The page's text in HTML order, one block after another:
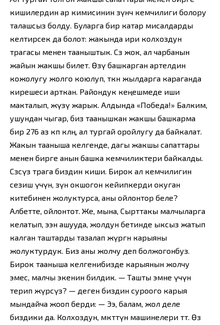
кишилердин ар кимисинин өзүнчө кемчилиги болору
талашсыз болду. Буларга бир катар мисалдарды
келтирсек да болот: жакында ири колхоздун
төрагасы менен тааныштык. Сөз жок, ал чарбанын
жайын жакшы билет. Өзү башкарган артелдин
кожолугу жолго коюлуп, өткөн жылдарга караганда
кирешеси арткан. Райондук кеңешмеде иши
макталып, жүзү жарык. Алдында «Победа!» Балким,
ушундан чыгар, биз таанышкан жакшы башкарма
бир 276 аз көп көлөң, ал тургай оройлугу да байкалат.
Жакын тааныша келгенде, дагы жакшы сапаттары
менен бирге анын башка кемчиликтери байкалды.
Сөзсүз төрага биздин киши. Бирок ал кемчилигин
сезиш үчүн, өзүнө окшогон кейипкерди окуган
китебинен жолуктурса, аны ойлонтор беле?
Албетте, ойлонтот. Же, мына, Сырттакы малчыларга
келатып, ээн ашууда, жолдун бетинде ыксыз жатып
калган таштарды тазалап жүргөн карыяны
жолуктурдук. Биз аны жолчу деп болжогонбуз.
Бирок тааныша келгенибизде карыянын жолчу
эмес, малчы экенин билдик. — Ташты эмне үчүн
терип жүрөсүз? — деген биздин суроого карыя
мындайча жооп берди: — Ээ, балам, жол деле
биздики да. Колхоздун, өмкөттүн машинелери өтөт. Өз